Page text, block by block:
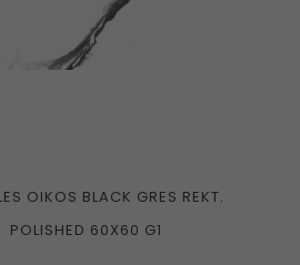
OIKOS BLACK GRES REKT.
POLISHED 60X60 G1